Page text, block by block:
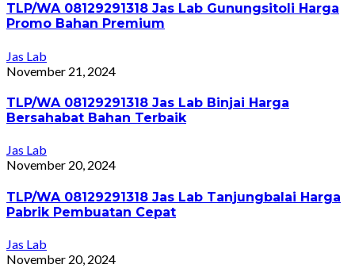
TLP/WA 08129291318 Jas Lab Gunungsitoli Harga
Promo Bahan Premium
Jas Lab
November 21, 2024
TLP/WA 08129291318 Jas Lab Binjai Harga
Bersahabat Bahan Terbaik
Jas Lab
November 20, 2024
TLP/WA 08129291318 Jas Lab Tanjungbalai Harga
Pabrik Pembuatan Cepat
Jas Lab
November 20, 2024